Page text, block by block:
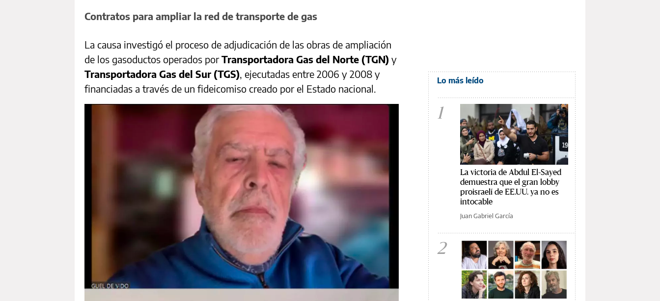
Contratos para ampliar la red de transporte de gas
La causa investigó el proceso de adjudicación de las obras de ampliación
de los gasoductos operados porTransportadora Gas del Norte (TGN) y
Transportadora Gas del Sur (TGS), ejecutadas entre 2006 y 2008 y
financiadas a través de un fideicomiso creado por el Estado nacional.
Lo más leído
1
La victoria de Abdul El-Sayed
demuestra que el gran lobby
proisraelí de EE.UU. ya no es
intocable
Juan Gabriel García
2